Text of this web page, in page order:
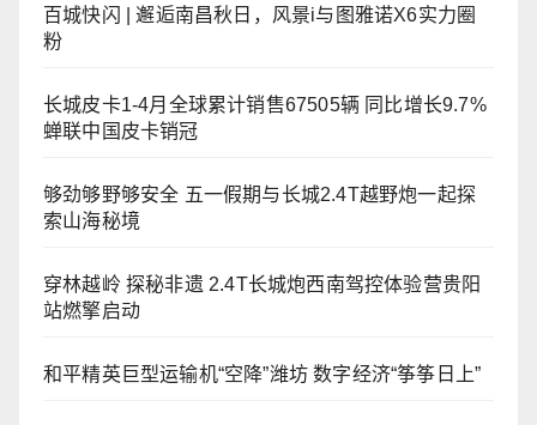
百城快闪 | 邂逅南昌秋日，风景i与图雅诺X6实力圈
粉
长城皮卡1-4月全球累计销售67505辆 同比增长9.7%
蝉联中国皮卡销冠
够劲够野够安全 五一假期与长城2.4T越野炮一起探
索山海秘境
穿林越岭 探秘非遗 2.4T长城炮西南驾控体验营贵阳
站燃擎启动
和平精英巨型运输机“空降”潍坊 数字经济“筝筝日上”